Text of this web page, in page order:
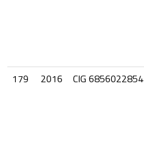
179
2016 CIG 6856022854